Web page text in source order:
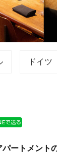
ドイツ
ートメント